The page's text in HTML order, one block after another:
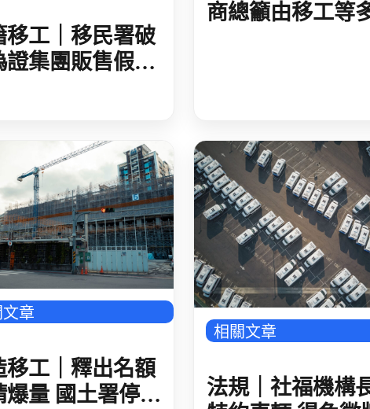
移工｜移民署破
證集團販售假居
商總籲由移工等
章
移工｜釋出名額
爆量 國土署停止
相關文章
法規｜社福機構